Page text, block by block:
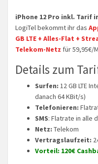
iPhone 12 Pro inkl. Tarif
LogiTel bekommt ihr das
GB LTE + Alles-Flat +
Telekom-Netz für 59,95€/
Details zum
Surfen: 12 GB LTE
danach 64 KBit/s)
Telefonieren:
SMS: Flatrate in alle
Netz: Telekom
Vertragslaufzeit:
Vorteil: 120€